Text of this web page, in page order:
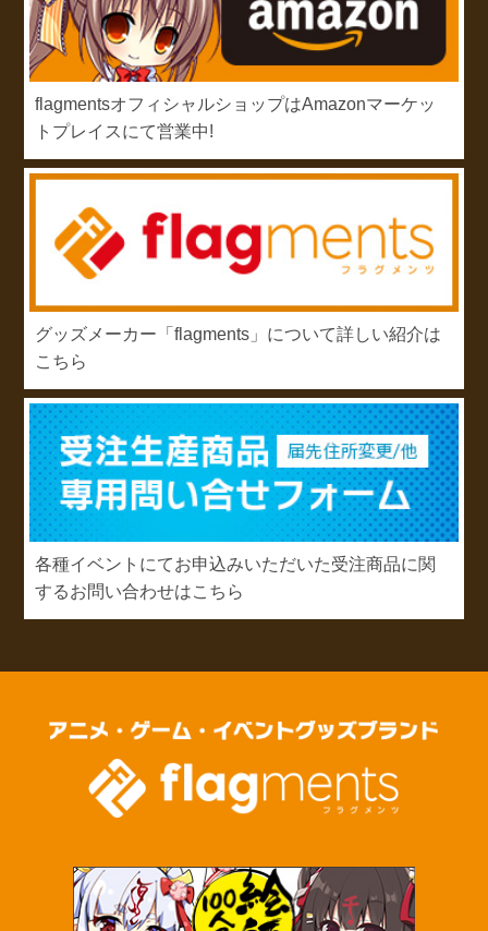
flagmentsオフィシャルショップはAmazonマーケッ
トプレイスにて営業中!
グッズメーカー「flagments」について詳しい紹介は
こちら
各種イベントにてお申込みいただいた受注商品に関
するお問い合わせはこちら